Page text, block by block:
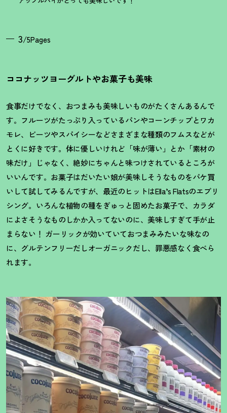
3/5Pages
ココナッツヨーグルトやお菓子も美味
食事だけでなく、おつまみも美味しいものがたくさんあるんで
す。フルーツがたっぷり入っているパンやコーンチップとワカ
モレ、ビーツやスパイシーなどさまざまな種類のフムスなどが
とくに好きです。体に優しいけれど「味が薄い」とか「素材の
味だけ」じゃなく、絶妙にちゃんと味つけされているところが
いいんです。お菓子はだいたい娘が美味しそうなものをパケ買
いして試してみるんですが、最近のヒットはElla’s Flatsのエブリ
シング。いろんな植物の種をぎゅっと固めたお菓子で、カラダ
によさそうなものしかか入ってないのに、美味しすぎて手が止
まらない ！ ガーリックが効いていておつまみみたいな味なの
に、グルテンフリーだしオーガニックだし、罪悪感なく食べら
れます。